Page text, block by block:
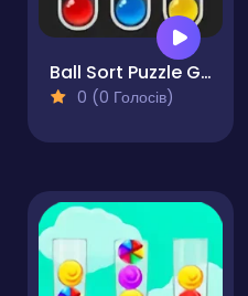
Ball Sort Puzzle Game
0 (0 Голосів)